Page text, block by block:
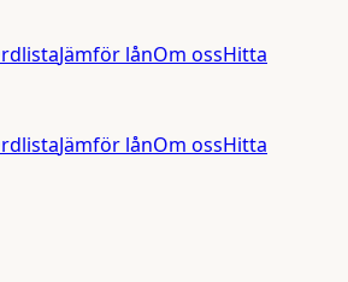
Jämför lånOm ossHitta
Jämför lånOm ossHitta